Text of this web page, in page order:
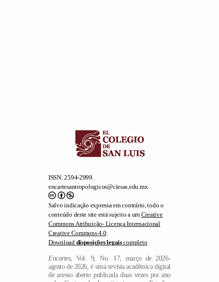
Salvo indicação expressa em contrário, todo o
conteúdo deste site está sujeito a um
Commons Atribuição- Licença Internacional
Creative Commons 4.0.
Downloaddisposições legaiscompleto
Encartes, Vol. 9, No. 17, março de 2026-
de acesso aberto publicada duas vezes por ano
pelo Centro de Investigaciones y Estudios
Superiores en Antropología Social, Calle